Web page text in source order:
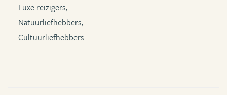
Luxe reizigers,
Natuurliefhebbers,
Cultuurliefhebbers